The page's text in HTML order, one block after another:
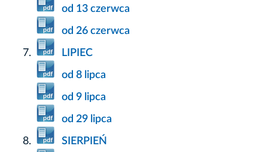
od 13 czerwca
od 26 czerwca
LIPIEC
od 8 lipca
od 9 lipca
od 29 lipca
SIERPIEŃ